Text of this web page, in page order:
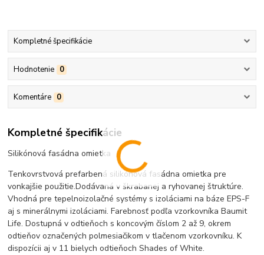
Kompletné špecifikácie
Hodnotenie 0
Komentáre 0
Kompletné špecifikácie
Silikónová fasádna omietka
Tenkovrstvová prefarbená silikónová fasádna omietka pre
vonkajšie použitie.Dodávaná v škrabanej a ryhovanej štruktúre.
Vhodná pre tepelnoizolačné systémy s izoláciami na báze EPS-F
aj s minerálnymi izoláciami. Farebnosť podľa vzorkovníka Baumit
Life. Dostupná v odtieňoch s koncovým číslom 2 až 9, okrem
odtieňov označených polmesiačikom v tlačenom vzorkovníku. K
dispozícii aj v 11 bielych odtieňoch Shades of White.